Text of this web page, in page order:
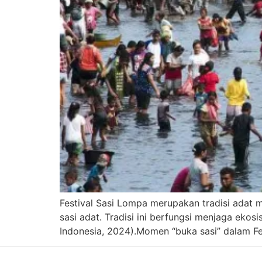
Festival Sasi Lompa merupakan tradisi adat
sasi adat. Tradisi ini berfungsi menjaga
Indonesia, 2024).Momen “buka sasi” dalam